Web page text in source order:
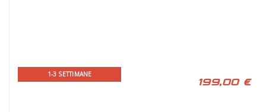
1-3 SETTIMANE
199,00 €